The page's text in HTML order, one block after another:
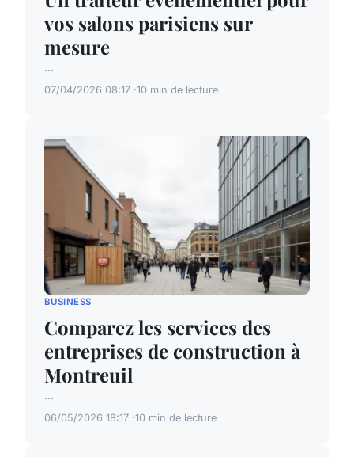
vos salons parisiens sur
mesure
...
07/04/2026 08:17 10 min de lecture
BUSINESS
Comparez les services des
entreprises de construction à
Montreuil
...
06/05/2026 18:17 10 min de lecture